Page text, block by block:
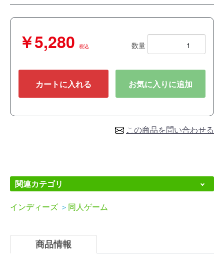
￥5,280 税込 数量
カートに入れる お気に入りに追加
この商品を問い合わせる
関連カテゴリ
インディーズ ＞ 同人ゲーム
商品情報